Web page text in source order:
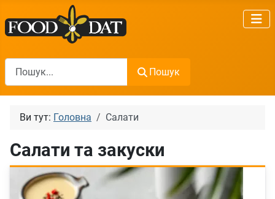
Пошук
Пошук
Ви тут: Головна Салати
Салати та закуски